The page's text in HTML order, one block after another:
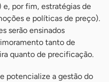
por fim, estratégias de
e políticas de preço).
serão ensinados
tanto de
quanto de precificação.
potencialize a gestão do